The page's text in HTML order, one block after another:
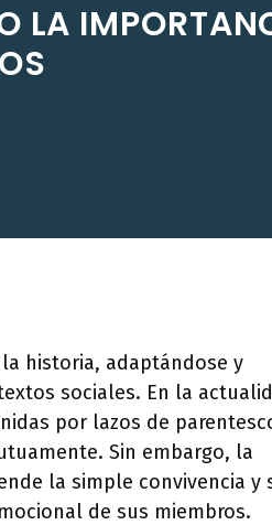
LA
historia, adaptándose y
sociales. En la
por lazos de
Sin embargo, la
la simple convivencia y
de sus miembros.